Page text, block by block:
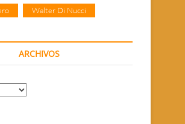
Walter Di Nucci
ARCHIVOS